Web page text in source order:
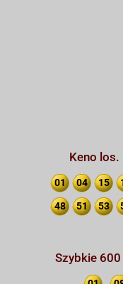
Keno
01 04 15
48 51 53
Szybkie